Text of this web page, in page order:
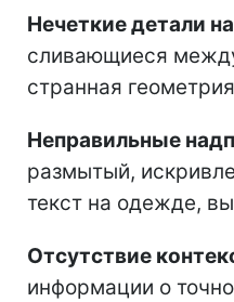
Нечеткие детали
сливающиеся
странная
Неправильные
размытый,
текст на одежде,
Отсутствие
информации о